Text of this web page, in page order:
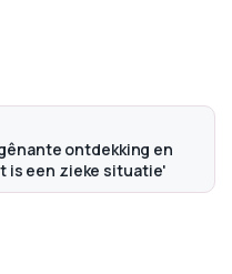
ontdekking en
is een zieke situatie'